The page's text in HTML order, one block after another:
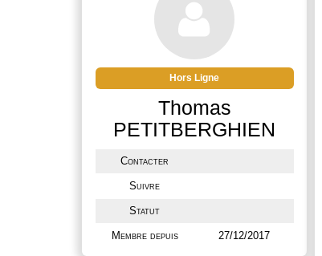
Hors Ligne
Thomas
PETITBERGHIEN
Contacter
Suivre
Statut
Membre depuis 27/12/2017